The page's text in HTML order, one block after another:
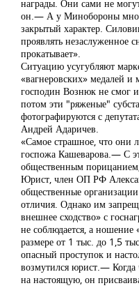
награды. Они сами не
он.— А у Минобороны
закрытый характер.
проявлять незаслуженное
прокатывает».
Ситуацию усугубляют
«вагнеровских» медалей
господин Вознюк не смог
потом эти "ряженые"
фотографируются с
Андрей Адаричев.
«Самое страшное, что они
госпожа Кашеварова.— С
общественным
Юрист, член ОП РФ
общественные
отличия. Однако им
внешнее сходство» с
не соблюдается, а
размере от 1 тыс. до 1,5
опасный проступок и
возмутился юрист.— Когда
на настоящую, он